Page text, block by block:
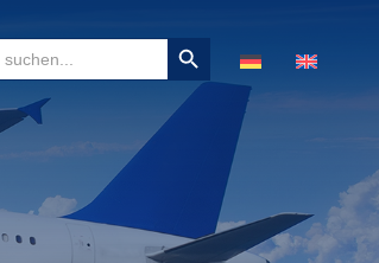
Search
Button